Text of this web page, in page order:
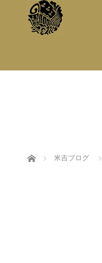
ホーム 米吉ブログ